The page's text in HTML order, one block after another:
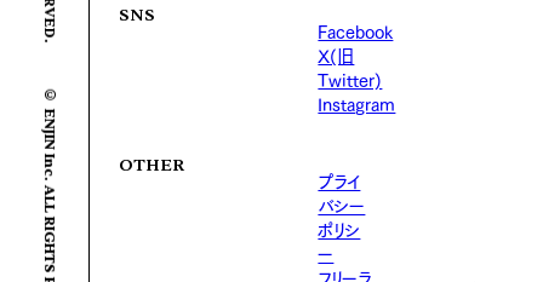
© ENJIN Inc. ALL RIGHTS RESERVED.
SNS
Facebook
X(旧
Twitter)
Instagram
OTHER
プライ
バシー
ポリシ
ー